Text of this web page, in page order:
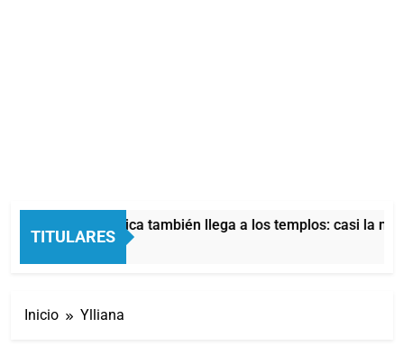
TITULARES
crisis económica también llega a los templos: casi la
Horas Atrás
Inicio Ylliana